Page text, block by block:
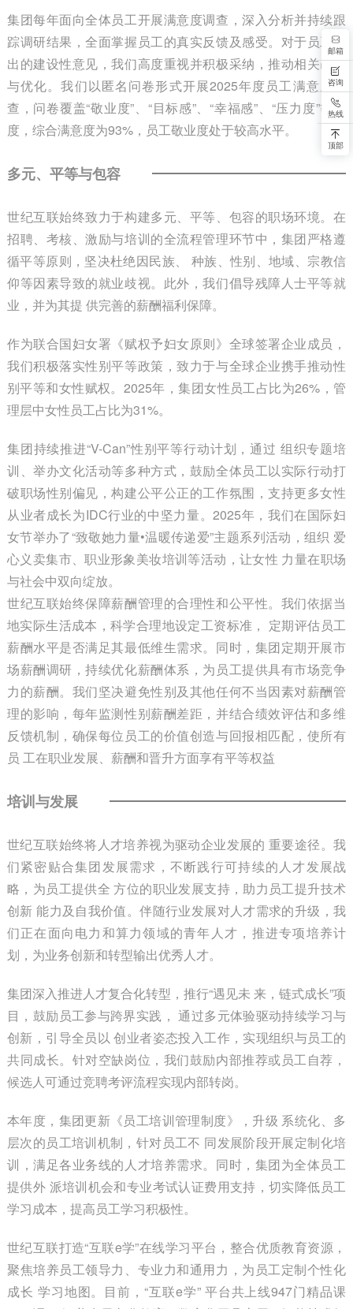
集团每年面向全体员工开展满意度调查，深入分析并持续跟
踪调研结果，全面掌握员工的真实反馈及感受。对于员工提
出的建设性意见，我们高度重视并积极采纳，推动相关改进
与优化。我们以匿名问卷形式开展2025年度员工满意度调
查，问卷覆盖“敬业度”、“目标感”、“幸福感”、“压力度”等维
度，综合满意度为93%，员工敬业度处于较高水平。
多元、平等与包容
世纪互联始终致力于构建多元、平等、包容的职场环境。在
招聘、考核、激励与培训的全流程管理环节中，集团严格遵
循平等原则，坚决杜绝因民族、 种族、性别、地域、宗教信
仰等因素导致的就业歧视。此外，我们倡导残障人士平等就
业，并为其提 供完善的薪酬福利保障。
作为联合国妇女署《赋权予妇女原则》全球签署企业成员，
我们积极落实性别平等政策，致力于与全球企业携手推动性
别平等和女性赋权。2025年，集团女性员工占比为26%，管
理层中女性员工占比为31%。
集团持续推进“V-Can”性别平等行动计划，通过 组织专题培
训、举办文化活动等多种方式，鼓励全体员工以实际行动打
破职场性别偏见，构建公平公正的工作氛围，支持更多女性
从业者成长为IDC行业的中坚力量。2025年，我们在国际妇
女节举办了“致敬她力量•温暖传递爱”主题系列活动，组织 爱
心义卖集市、职业形象美妆培训等活动，让女性 力量在职场
与社会中双向绽放。
世纪互联始终保障薪酬管理的合理性和公平性。我们依据当
地实际生活成本，科学合理地设定工资标准， 定期评估员工
薪酬水平是否满足其最低维生需求。同时，集团定期开展市
场薪酬调研，持续优化薪酬体系，为员工提供具有市场竞争
力的薪酬。我们坚决避免性别及其他任何不当因素对薪酬管
理的影响，每年监测性别薪酬差距，并结合绩效评估和多维
反馈机制，确保每位员工的价值创造与回报相匹配，使所有
员 工在职业发展、薪酬和晋升方面享有平等权益
培训与发展
世纪互联始终将人才培养视为驱动企业发展的 重要途径。我
们紧密贴合集团发展需求，不断践行可持续的人才发展战
略，为员工提供全 方位的职业发展支持，助力员工提升技术
创新 能力及自我价值。伴随行业发展对人才需求的升级，我
们正在面向电力和算力领域的青年人才，推进专项培养计
划，为业务创新和转型输出优秀人才。
集团深入推进人才复合化转型，推行“遇见未 来，链式成长”项
目，鼓励员工参与跨界实践， 通过多元体验驱动持续学习与
创新，引导全员以 创业者姿态投入工作，实现组织与员工的
共同成长。针对空缺岗位，我们鼓励内部推荐或员工自荐，
候选人可通过竞聘考评流程实现内部转岗。
本年度，集团更新《员工培训管理制度》，升级 系统化、多
层次的员工培训机制，针对员工不 同发展阶段开展定制化培
训，满足各业务线的人才培养需求。同时，集团为全体员工
提供外 派培训机会和专业考试认证费用支持，切实降低员工
学习成本，提高员工学习积极性。
世纪互联打造“互联e学”在线学习平台，整合优质教育资源，
聚焦培养员工领导力、专业力和通用力，为员工定制个性化
成长 学习地图。目前，“互联e学” 平台共上线947门精品课
邮箱
咨询
热线
顶部